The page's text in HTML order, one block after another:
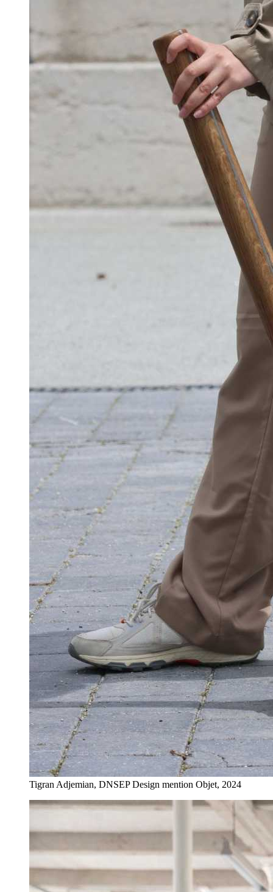
Tigran Adjemian, DNSEP Design mention Objet, 2024